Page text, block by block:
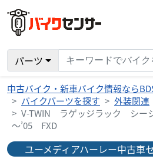
パーツ
中古バイク・新車バイク情報なら
バイクパーツを探す
外装関連
V-TWIN ラゲッジラック シー
～’05 FXD
ユーメディアハーレー中古車